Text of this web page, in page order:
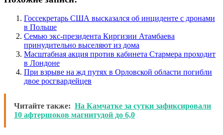
Госсекретарь США высказался об инциденте с дронами
в Польше
Семью экс-президента Киргизии Атамбаева
принудительно выселяют из дома
Масштабная акция против кабинета Стармера проходит
в Лондоне
При взрыве на жд путях в Орловской области погибли
двое росгвардейцев
Читайте также: На Камчатке за сутки зафиксировали
10 афтершоков магнитудой до 6,0